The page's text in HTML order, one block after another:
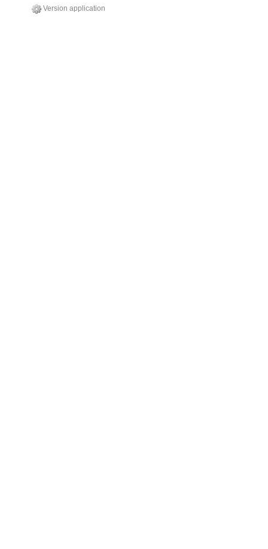
Version application